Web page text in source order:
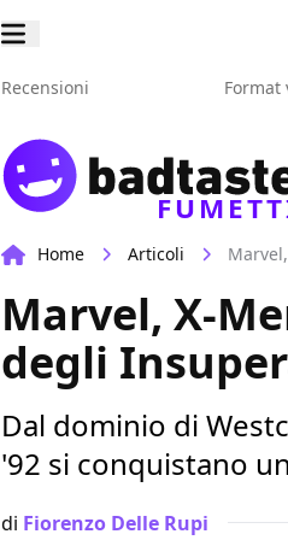
Recensioni Format
Home Articoli
Marvel, X-
degli
Dal dominio di
'92 si conquistano
di Fiorenzo Delle Rupi